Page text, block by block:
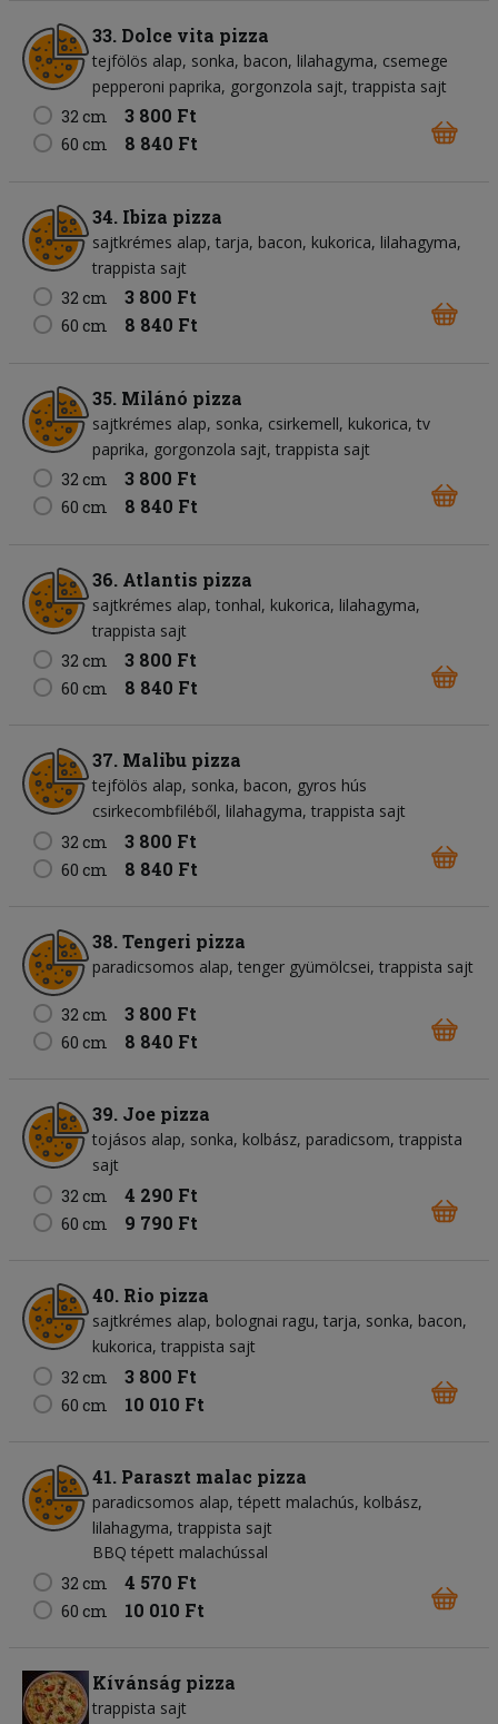
33. Dolce vita pizza
tejfölös alap sonka bacon lilahagyma csemege
pepperoni paprika gorgonzola sajt trappista sajt
32 cm
3 800 Ft
60 cm 8 840 Ft
34. Ibiza pizza
sajtkrémes alap tarja bacon kukorica lilahagyma
trappista sajt
32 cm
3 800 Ft
60 cm 8 840 Ft
35. Milánó pizza
sajtkrémes alap sonka csirkemell kukorica tv
paprika gorgonzola sajt trappista sajt
32 cm
3 800 Ft
60 cm 8 840 Ft
36. Atlantis pizza
sajtkrémes alap tonhal kukorica lilahagyma
trappista sajt
32 cm
3 800 Ft
60 cm 8 840 Ft
37. Malibu pizza
tejfölös alap sonka bacon gyros hús
csirkecombfiléből lilahagyma trappista sajt
32 cm
3 800 Ft
60 cm 8 840 Ft
38. Tengeri pizza
paradicsomos alap tenger gyümölcsei trappista sajt
32 cm 3 800 Ft
60 cm 8 840 Ft
39. Joe pizza
tojásos alap sonka kolbász paradicsom trappista
sajt
32 cm
4 290 Ft
60 cm 9 790 Ft
40. Rio pizza
sajtkrémes alap bolognai ragu tarja sonka bacon
kukorica trappista sajt
32 cm
3 800 Ft
60 cm 10 010 Ft
41. Paraszt malac pizza
paradicsomos alap tépett malachús kolbász
lilahagyma trappista sajt
BBQ tépett malachússal
32 cm
4 570 Ft
60 cm 10 010 Ft
Kívánság pizza
trappista sajt